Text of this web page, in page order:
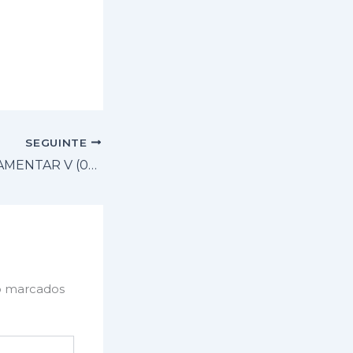
SEGUINTE
ATUAÇÃO PARLAMENTAR V (08 A 13 DE AGOSTO)
marcados